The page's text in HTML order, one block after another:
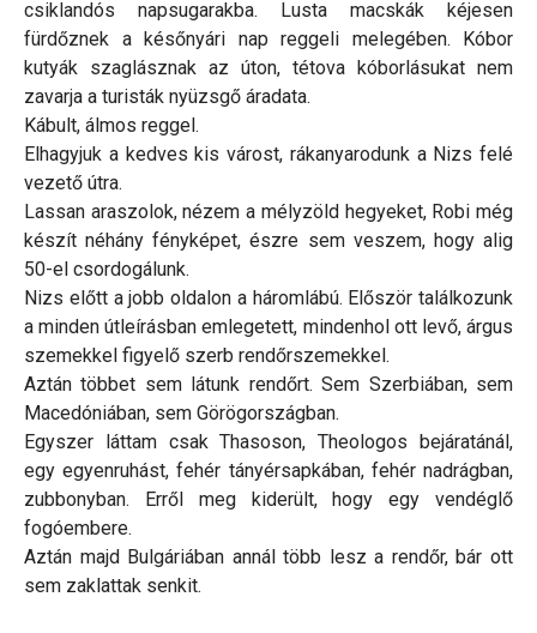
csiklandós napsugarakba. Lusta macskák kéjesen
fürdőznek a későnyári nap reggeli melegében. Kóbor
kutyák szaglásznak az úton, tétova kóborlásukat nem
zavarja a turisták nyüzsgő áradata.
Kábult, álmos reggel.
Elhagyjuk a kedves kis várost, rákanyarodunk a Nizs felé
vezető útra.
Lassan araszolok, nézem a mélyzöld hegyeket, Robi még
készít néhány fényképet, észre sem veszem, hogy alig
50-el csordogálunk.
Nizs előtt a jobb oldalon a háromlábú. Először találkozunk
a minden útleírásban emlegetett, mindenhol ott levő, árgus
szemekkel figyelő szerb rendőrszemekkel.
Aztán többet sem látunk rendőrt. Sem Szerbiában, sem
Macedóniában, sem Görögországban.
Egyszer láttam csak Thasoson, Theologos bejáratánál,
egy egyenruhást, fehér tányérsapkában, fehér nadrágban,
zubbonyban. Erről meg kiderült, hogy egy vendéglő
fogóembere.
Aztán majd Bulgáriában annál több lesz a rendőr, bár ott
sem zaklattak senkit.